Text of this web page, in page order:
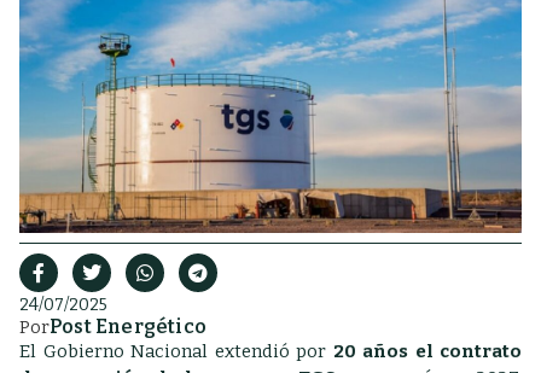
24/07/2025
PorPost Energético
El Gobierno Nacional extendió por 20 años el contrato